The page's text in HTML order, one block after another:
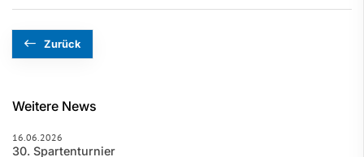
Zurück
Weitere News
16.06.2026
30. Spartenturnier